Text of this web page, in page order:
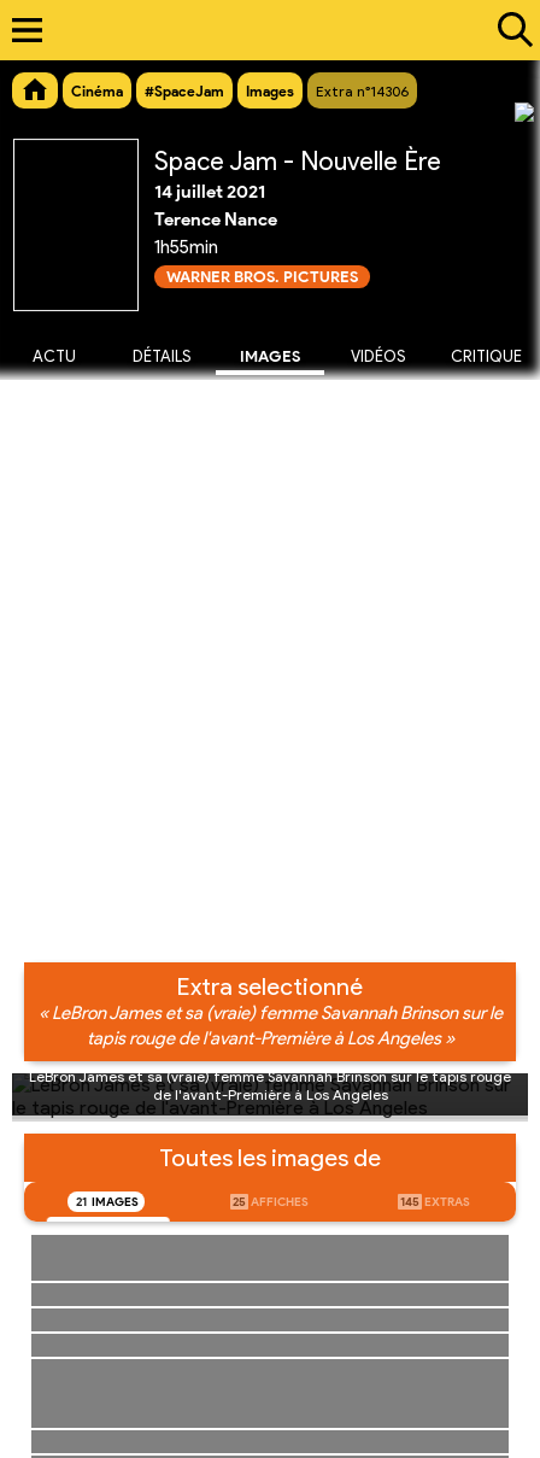
Cinéma #SpaceJam Images Extra n°14306
Space Jam - Nouvelle Ère
14 juillet 2021
Terence Nance
1h55min
WARNER BROS. PICTURES
ACTU DÉTAILS IMAGES VIDÉOS CRITIQUE
Extra selectionné
« LeBron James et sa (vraie) femme Savannah Brinson sur le
tapis rouge de l'avant-Première à Los Angeles »
LeBron James et sa (vraie) femme Savannah Brinson sur le tapis rouge
de l'avant-Première à Los Angeles
Toutes les images de
21 IMAGES 25 AFFICHES 145 EXTRAS